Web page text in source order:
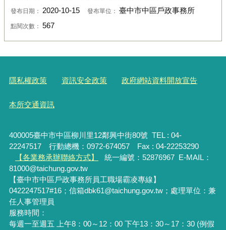
發布日期： 2020-10-15 發布單位： 臺中市中區戶政事務所
點閱次數： 567
隱私權政策 資訊安全政策 政府網站資料開放宣告
本所交通資訊
400005臺中市中區柳川里12鄰興中街80號 TEL : 04-
22247517 行動總機：0972-674057 Fax : 04-22253290
【各業務承辦聯絡方式】
統一編號：52876967 E-MAIL：
81000@taichung.gov.tw
【臺中市中區戶政事務所員工職場霸凌專線】
0422247517#16；信箱dbk61@taichung.gov.tw；處理單位：兼
任人事管理員
服務時間：
每週一至週五 上午8：00～12：00 下午13：30～17：30 (例假